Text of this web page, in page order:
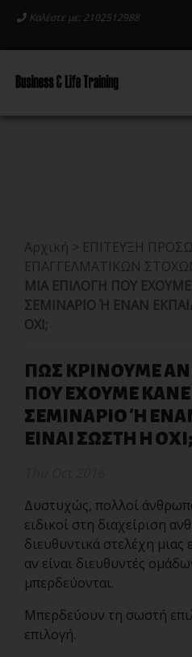
Καλέστε με: 2102512988
Αρχική > ΕΠΙΤΕΥΞΗ
ΕΠΑΓΓΕΛΜΑΤΙΚΩΝ
ΜΙΑ ΕΠΙΛΟΓΗ ΠΟΥ ΕΧΟΥΜΕ
ΣΕΜΙΝΑΡΙΟ Ή ΕΝΑΝ
ΟΧΙ;
ΠΩΣ ΚΡΙΝΟΥΜΕ ΑΝ
ΠΟΥ ΕΧΟΥΜΕ
ΣΕΜΙΝΑΡΙΟ Ή
ΕΙΝΑΙ ΣΩΣΤΗ Η ΟΧΙ;
Δυστυχώς, πολλοί
ειδικοί στη διαχείριση
διευθυντικά στελέχη
αν είναι διευθυντές
μπερδεύονται.
Μπερδεύουν τη σωστή
επιλογή.